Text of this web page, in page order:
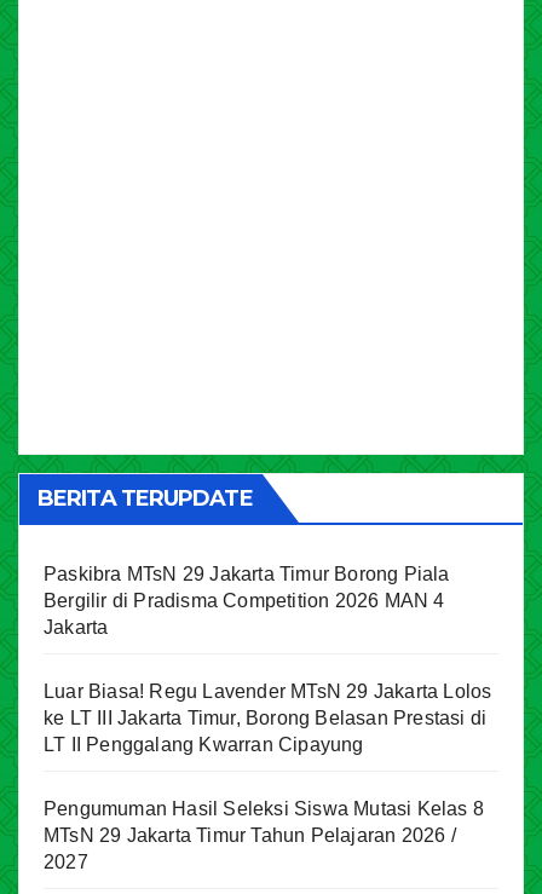
BERITA TERUPDATE
Paskibra MTsN 29 Jakarta Timur Borong Piala
Bergilir di Pradisma Competition 2026 MAN 4
Jakarta
Luar Biasa! Regu Lavender MTsN 29 Jakarta Lolos
ke LT III Jakarta Timur, Borong Belasan Prestasi di
LT II Penggalang Kwarran Cipayung
Pengumuman Hasil Seleksi Siswa Mutasi Kelas 8
MTsN 29 Jakarta Timur Tahun Pelajaran 2026 /
2027